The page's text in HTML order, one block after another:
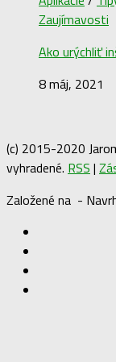
Zaujímavosti
Ako urýchliť
8 máj, 2021
(c) 2015-2020
vyhradené. RSS |
Založené na -